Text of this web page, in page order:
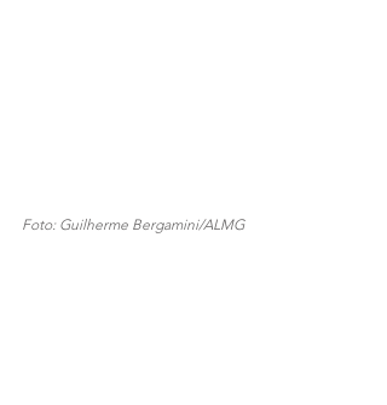
Foto: Guilherme Bergamini/ALMG